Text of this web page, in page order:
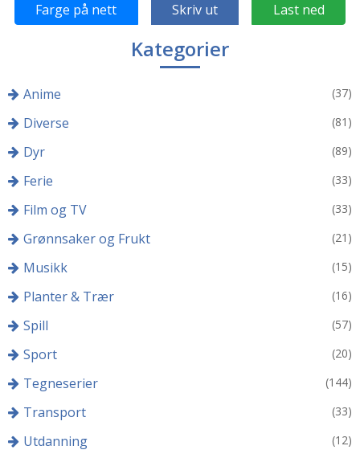
Farge på nett Skriv ut Last ned
Kategorier
Anime (37)
Diverse (81)
Dyr (89)
Ferie (33)
Film og TV (33)
Grønnsaker og Frukt (21)
Musikk (15)
Planter & Trær (16)
Spill (57)
Sport (20)
Tegneserier (144)
Transport (33)
Utdanning (12)